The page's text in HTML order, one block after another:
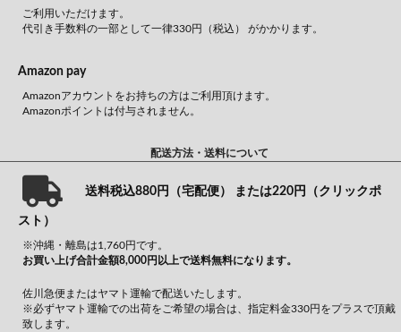
ご利用いただけます。
代引き手数料の一部として一律330円（税込） がかかります。
Amazon pay
Amazonアカウントをお持ちの方はご利用頂けます。
Amazonポイントは付与されません。
配送方法・送料について
送料税込880円（宅配便） または220円（クリックポ
スト）
※沖縄・離島は1,760円です。
お買い上げ合計金額8,000円以上で送料無料になります。
佐川急便またはヤマト運輸で配送いたします。
※必ずヤマト運輸での出荷をご希望の場合は、指定料金330円をプラスで頂戴
致します。